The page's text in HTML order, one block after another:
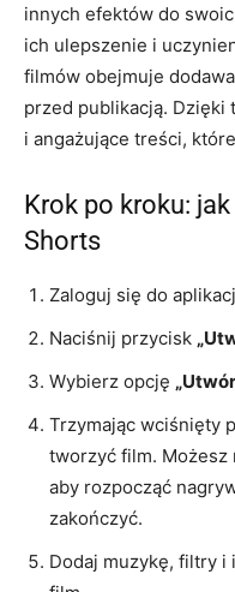
innych efektów do
ich ulepszenie i
filmów obejmuje
przed publikacją. Dzięki
i angażujące treści,
Krok po kroku:
Shorts
Zaloguj się do
Naciśnij przycisk
Wybierz opcję
Trzymając wciśnięty
tworzyć film. Możesz
aby rozpocząć
zakończyć.
Dodaj muzykę, filtry i